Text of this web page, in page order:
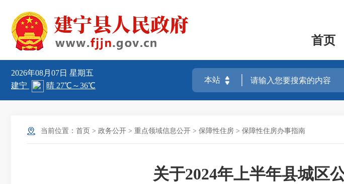
首页
2026年08月07日 星期五
当前位置： 首页 > 政务公开 > 重点领域信息公开 > 保障性住房 > 保障性住房办事指南
关于2024年上半年县城区